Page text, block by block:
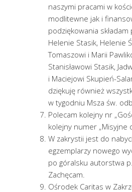
naszymi pracami w
modlitewne jak i
podziękowania składam
Helenie Stasik, Helenie
Tomaszowi i Marii
Stanisławowi Stasik,
i Maciejowi Skupień-
dziękuję również
w tygodniu Msza św.
Polecam kolejny nr
kolejny numer „Misyjne
W zakrystii jest do
egzemplarzy nowego
po góralsku autorstwa p.
Zachęcam.
Ośrodek Caritas w